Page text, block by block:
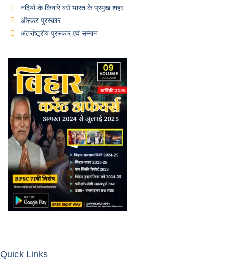
नदियों के किनारे बसे भारत के प्रमुख शहर
ऑस्कर पुरस्कार
अंतर्राष्ट्रीय पुरस्कार एवं सम्मान
Quick Links